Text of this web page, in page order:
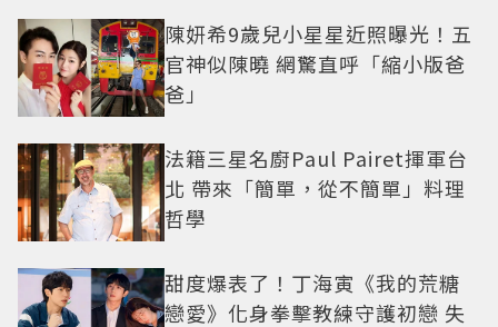
陳妍希9歲兒小星星近照曝光！五
官神似陳曉 網驚直呼「縮小版爸
爸」
法籍三星名廚Paul Pairet揮軍台
北 帶來「簡單，從不簡單」料理
哲學
甜度爆表了！丁海寅《我的荒糖
戀愛》化身拳擊教練守護初戀 失